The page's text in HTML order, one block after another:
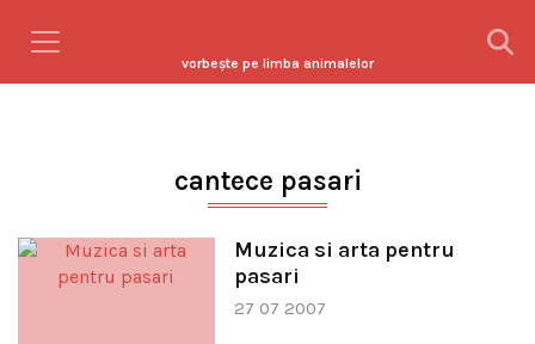
vorbeşte pe limba animalelor
cantece pasari
Muzica si arta pentru
pasari
27 07 2007